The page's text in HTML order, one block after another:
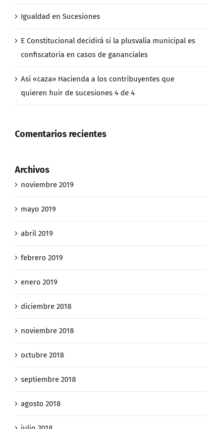
Igualdad en Sucesiones
E Constitucional decidirá si la plusvalía municipal es
confiscatoria en casos de gananciales
Así «caza» Hacienda a los contribuyentes que
quieren huir de sucesiones 4 de 4
Comentarios recientes
Archivos
noviembre 2019
mayo 2019
abril 2019
febrero 2019
enero 2019
diciembre 2018
noviembre 2018
octubre 2018
septiembre 2018
agosto 2018